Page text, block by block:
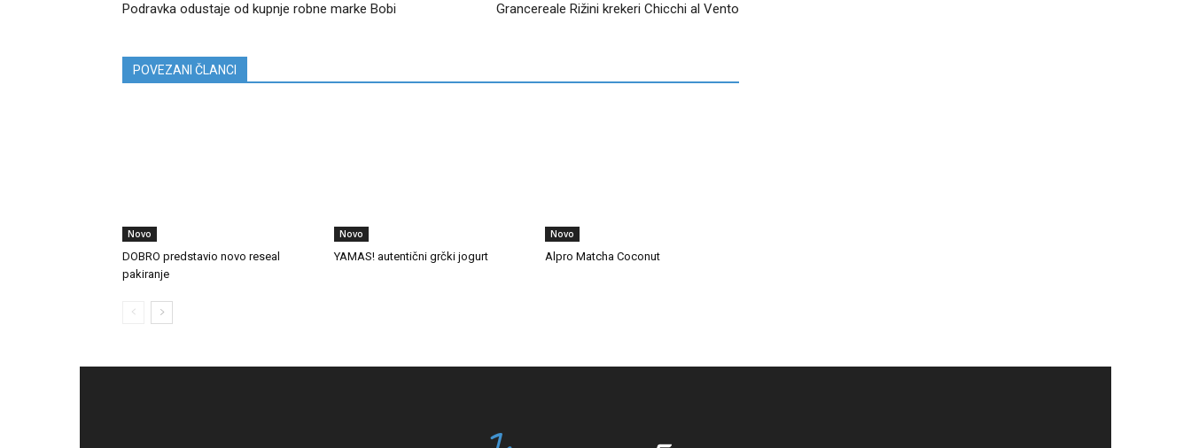
Podravka odustaje od kupnje robne marke Bobi Grancereale Rižini krekeri Chicchi al Vento
POVEZANI ČLANCI
Novo
DOBRO predstavio novo reseal
pakiranje
Novo
YAMAS! autentični grčki jogurt
Novo
Alpro Matcha Coconut